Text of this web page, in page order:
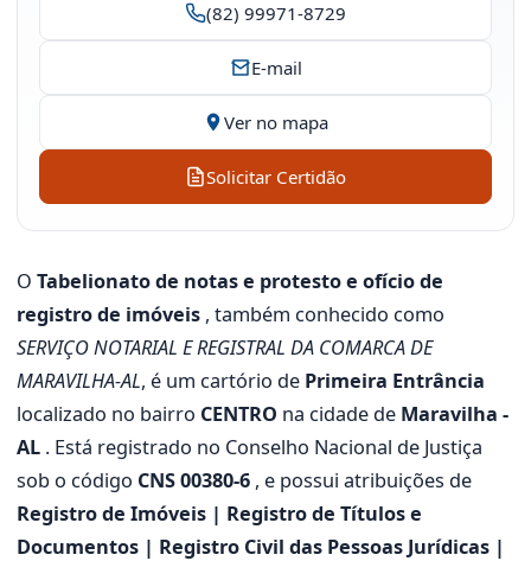
(82) 99971-8729
E-mail
Ver no mapa
Solicitar Certidão
O Tabelionato de notas e protesto e ofício de
registro de imóveis , também conhecido como
SERVIÇO NOTARIAL E REGISTRAL DA COMARCA DE
MARAVILHA-AL, é um cartório de Primeira Entrância
localizado no bairro CENTRO na cidade de Maravilha -
AL . Está registrado no Conselho Nacional de Justiça
sob o código CNS 00380-6 , e possui atribuições de
Registro de Imóveis | Registro de Títulos e
Documentos | Registro Civil das Pessoas Jurídicas |